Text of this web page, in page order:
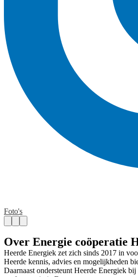
Foto's
Over Energie coöperatie
Heerde Energiek zet zich sinds 2017 in
Heerde kennis, advies en mogelijkheden
Daarnaast ondersteunt Heerde Energiek